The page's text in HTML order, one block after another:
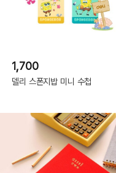
1,700
델리 스폰지밥 미니 수첩